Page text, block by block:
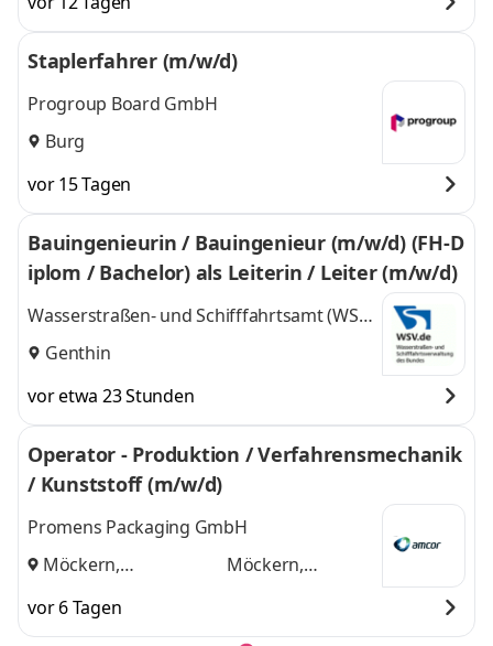
Staplerfahrer (m/w/d)
Progroup Board GmbH
Burg
vor 15 Tagen
Bauingenieurin / Bauingenieur (m/w/d) (FH-D
iplom / Bachelor) als Leiterin / Leiter (m/w/d)
Wasserstraßen- und Schifffahrtsamt (WSA)
Spree-Havel
Genthin
vor etwa 23 Stunden
Operator - Produktion / Verfahrensmechanik
/ Kunststoff (m/w/d)
Promens Packaging GmbH
Möckern,
Möckern,
vor 6 Tagen